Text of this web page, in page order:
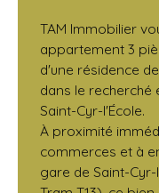
TAM Immobilier
appartement 3
d'une résidence
dans le recherché
Saint-Cyr-l'École.
À proximité
commerces et à
gare de Saint-Cyr-